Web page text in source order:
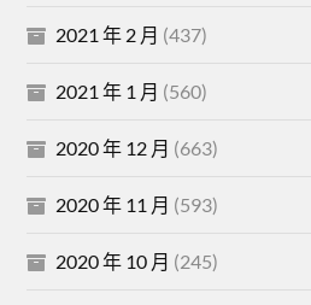
2021 年 2 月 (437)
2021 年 1 月 (560)
2020 年 12 月 (663)
2020 年 11 月 (593)
2020 年 10 月 (245)